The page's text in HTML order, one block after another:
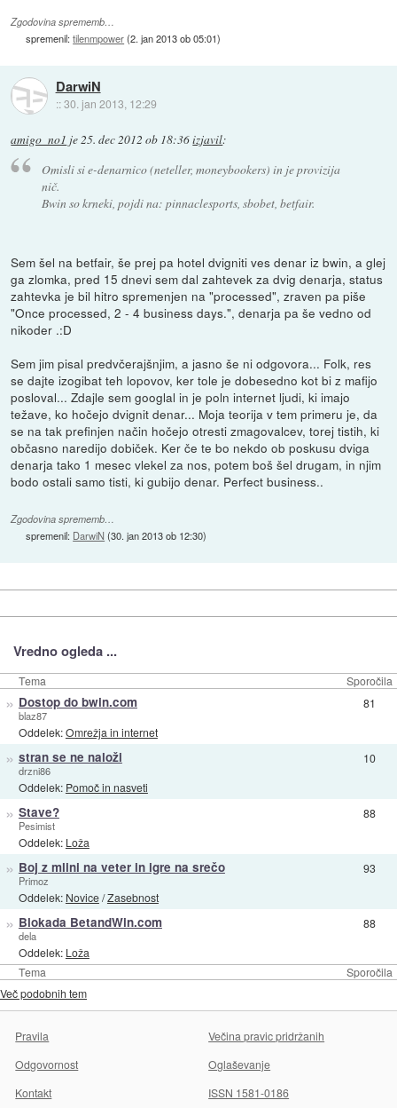
Zgodovina sprememb…
spremenil:tilenmpower(2. jan 2013 ob 05:01)
DarwiN
::30. jan 2013, 12:29
amigo_no1 je25. dec 2012 ob 18:36izjavil:
Omisli si e-denarnico (neteller, moneybookers) in je provizija
nič.
Bwin so krneki, pojdi na: pinnaclesports, sbobet, betfair.
Sem šel na betfair, še prej pa hotel dvigniti ves denar iz bwin, a glej
ga zlomka, pred 15 dnevi sem dal zahtevek za dvig denarja, status
zahtevka je bil hitro spremenjen na "processed", zraven pa piše
"Once processed, 2 - 4 business days.", denarja pa še vedno od
nikoder .:D
Sem jim pisal predvčerajšnjim, a jasno še ni odgovora... Folk, res
se dajte izogibat teh lopovov, ker tole je dobesedno kot bi z mafijo
posloval... Zdajle sem googlal in je poln internet ljudi, ki imajo
težave, ko hočejo dvignit denar... Moja teorija v tem primeru je, da
se na tak prefinjen način hočejo otresti zmagovalcev, torej tistih, ki
občasno naredijo dobiček. Ker če te bo nekdo ob poskusu dviga
denarja tako 1 mesec vlekel za nos, potem boš šel drugam, in njim
bodo ostali samo tisti, ki gubijo denar. Perfect business..
Zgodovina sprememb…
spremenil: DarwiN (30. jan 2013 ob 12:30)
Vredno ogleda ...
Tema Sporočila
Tema Sporočila
» Dostop do bwin.com
blaz87
Oddelek:Omrežja in internet
81
» stran se ne naloži
drzni86
Oddelek: Pomoč in nasveti
10
» Stave?
Pesimist
Oddelek: Loža
88
» Boj z mlini na veter in igre na srečo
Primoz
Oddelek: Novice/Zasebnost
93
» Blokada BetandWin.com
dela
Oddelek: Loža
88
Več podobnih tem
Pravila
Večina pravic pridržanih
Odgovornost
Oglaševanje
Kontakt
ISSN 1581-0186